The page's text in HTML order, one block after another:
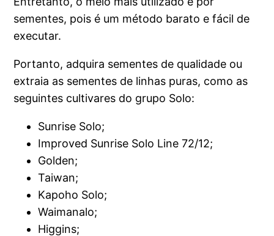
sementes, pois é um método barato e fácil de
executar.
Portanto, adquira sementes de qualidade ou
extraia as sementes de linhas puras, como as
seguintes cultivares do grupo Solo:
Sunrise Solo;
Improved Sunrise Solo Line 72/12;
Golden;
Taiwan;
Kapoho Solo;
Waimanalo;
Higgins;